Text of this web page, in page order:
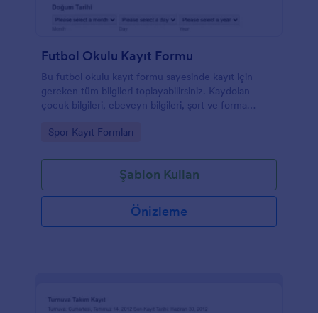
Futbol Okulu Kayıt Formu
Bu futbol okulu kayıt formu sayesinde kayıt için
gereken tüm bilgileri toplayabilirsiniz. Kaydolan
çocuk bilgileri, ebeveyn bilgileri, şort ve forma
toplanabilir. Yeni üye formu gönderdikten sonra,
ödeme sayfasına yönlendirilir.
Go to Category:
Spor Kayıt Formları
Şablon Kullan
Önizleme